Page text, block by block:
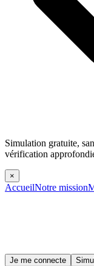
Simulation gratuite,
vérification
×
AccueilNotre mission
Je me connecte